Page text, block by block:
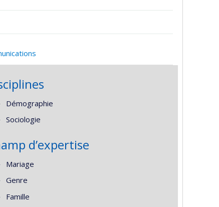
Démographie
Sociologie
d’expertise
Mariage
Genre
Famille